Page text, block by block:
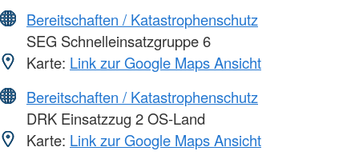
Bereitschaften / Katastrophenschutz
SEG Schnelleinsatzgruppe 6
Karte: Link zur Google Maps Ansicht
Bereitschaften / Katastrophenschutz
DRK Einsatzzug 2 OS-Land
Karte: Link zur Google Maps Ansicht